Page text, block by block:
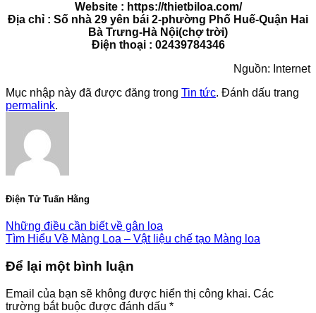
Website : https://thietbiloa.com/
Địa chỉ : Số nhà 29 yên bái 2-phường Phố Huế-Quận Hai
Bà Trưng-Hà Nội(chợ trời)
Điện thoại : 02439784346
Nguồn: Internet
Mục nhập này đã được đăng trong Tin tức. Đánh dấu trang
permalink.
Điện Tử Tuấn Hằng
Những điều cần biết về gân loa
Tìm Hiểu Về Màng Loa – Vật liệu chế tạo Màng loa
Để lại một bình luận
Email của bạn sẽ không được hiển thị công khai. Các
trường bắt buộc được đánh dấu *